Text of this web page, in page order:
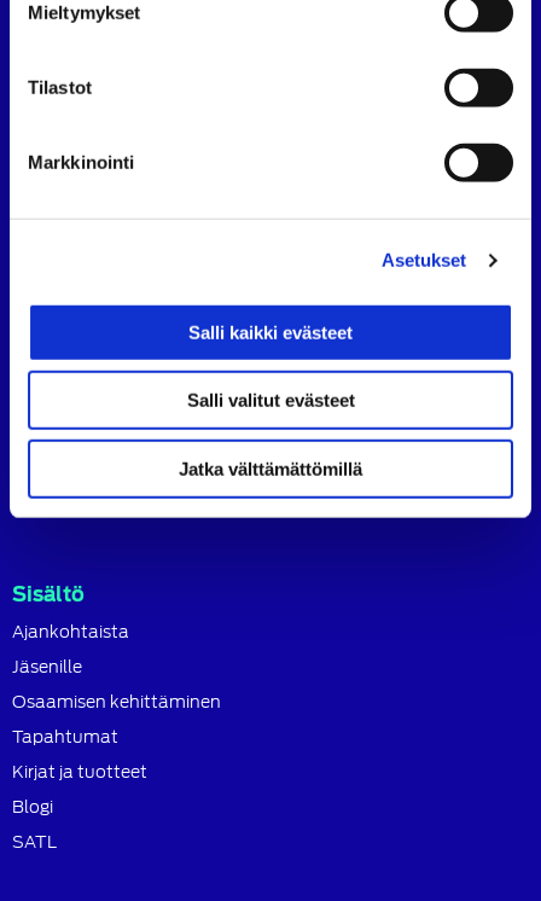
Mieltymykset
Tilastot
Markkinointi
Asetukset
Salli kaikki evästeet
Salli valitut evästeet
Jatka välttämättömillä
puh.09 694 4724
FacebookLinkedInInstagram
Suomen Autoteknillinen Liitto ry (SATL) on autoalan
ammattilaisten ja asiantuntijoiden yhteistyö- ja
koulutusjärjestö.
SATL toimii jäsenyhdistystensä kattojärjestönä, jonka
tavoitteena on ylläpitää ja kehittää koko autoalan
osaamista ja ammattitaitoa.
Lue lisää
Sisältö
Ajankohtaista
Jäsenille
Osaamisen kehittäminen
Tapahtumat
Kirjat ja tuotteet
Blogi
SATL